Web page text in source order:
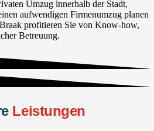
Umzug innerhalb der Stadt,
aufwendigen Firmenumzug planen
profitieren Sie von Know-how,
Betreuung.
Leistungen